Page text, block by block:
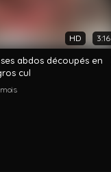
HD 3:16
abdos découpés en
cul